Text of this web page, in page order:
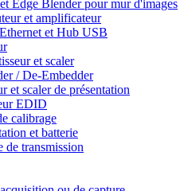
Edge Blender pour mur d'images
et amplificateur
et Hub USB
et scaler
/ De-Embedder
et scaler de présentation
EDID
calibrage
et batterie
de transmission